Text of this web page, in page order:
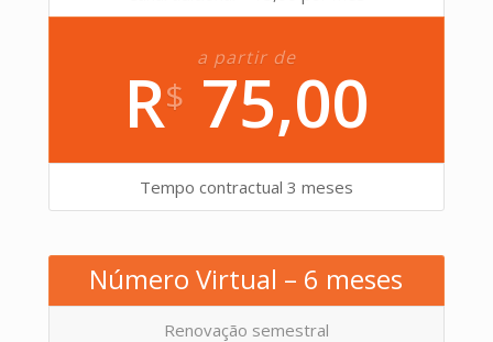
a partir de
R$ 75,00
Tempo contractual 3 meses
Número Virtual – 6 meses
Renovação semestral